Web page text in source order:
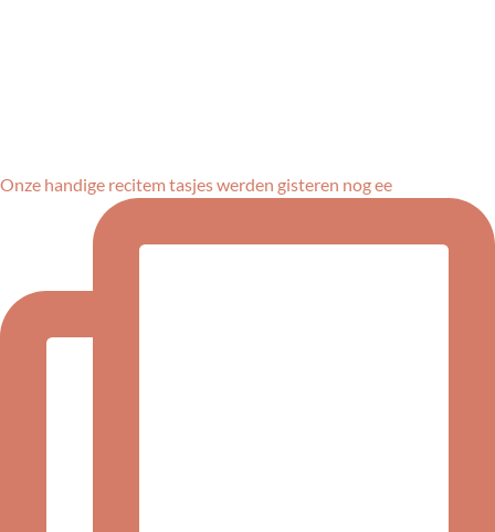
Onze handige recitem tasjes werden gisteren nog ee